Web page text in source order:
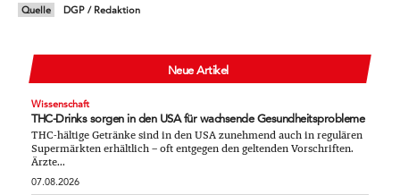
Quelle
DGP / Redaktion
Neue Artikel
Wissenschaft
THC-Drinks sorgen in den USA für wachsende Gesundheitsprobleme
THC-hältige Getränke sind in den USA zunehmend auch in regulären
Supermärkten erhältlich – oft entgegen den geltenden Vorschriften.
Ärzte...
07.08.2026